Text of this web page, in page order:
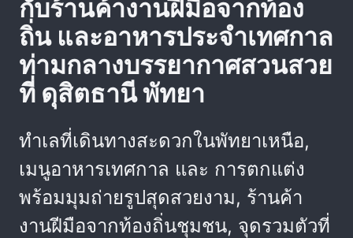
กับร้านค้างานฝีมือจากท้อง
ถิ่น และอาหารประจำเทศกาล
ท่ามกลางบรรยากาศสวนสวย
ที่ ดุสิตธานี พัทยา
ทำเลที่เดินทางสะดวกในพัทยาเหนือ,
เมนูอาหารเทศกาล และ การตกแต่ง
พร้อมมุมถ่ายรูปสุดสวยงาม, ร้านค้า
งานฝีมือจากท้องถิ่นชุมชน, จุดรวมตัวที่